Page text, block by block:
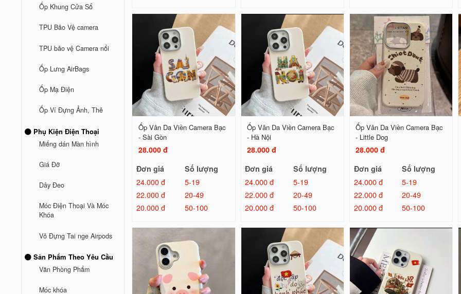
Ốp Khung Cửa Sổ
TPU Bảo Vệ camera
TPU bảo vệ Camera nổi
Ốp Lưng AirBags
Ốp Mạ Điện
Ốp Ví Đựng Ảnh, Thẻ
Phụ Kiện Điện Thoại
Miếng dán Màn hình
Giá Đỡ
Dây Đeo
Móc Điện Thoại Và Móc
Khóa
Vỏ Đựng Tai nge Airpods
Sản Phẩm Theo Yêu Cầu
Văn Phòng Phẩm
Móc khóa
Ốp Vân Da Viền Camera Bạc
- Sài Gòn
28.000 đ
Đơn giá
Số lượng
24.000 đ
5-19
22.000 đ
20-49
20.000 đ
50-100
Ốp Vân Da Viền Camera Bạc
- Hà Nội
28.000 đ
Đơn giá
Số lượng
24.000 đ
5-19
22.000 đ
20-49
20.000 đ
50-100
Ốp Vân Da Viền Camera Bạc
- Little Dog
28.000 đ
Đơn giá
Số lượng
24.000 đ
5-19
22.000 đ
20-49
20.000 đ
50-100